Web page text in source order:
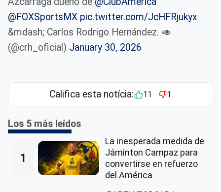
@FOXSportsMX pic.twitter.com/JcHFRjukyx
&mdash; Carlos Rodrigo Hernández. 🥑
(@crh_oficial) January 30, 2026
Califica esta notícia: 11 1
Los 5 más leídos
1
La inesperada medida de
Jáminton Campaz para
convertirse en refuerzo
del América